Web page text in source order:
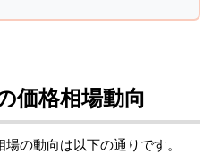
価格相場動向
の動向は以下の通りです。